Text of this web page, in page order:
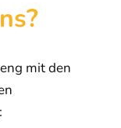
mit den